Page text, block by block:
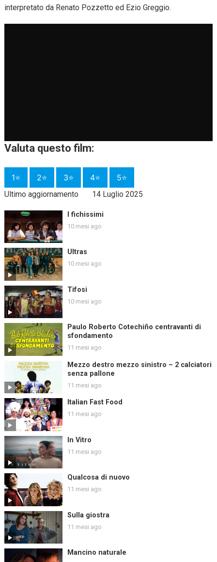
interpretato da Renato Pozzetto ed Ezio Greggio.
Valuta questo film:
1⭐ 2⭐ 3⭐ 4⭐ 5⭐
Ultimo aggiornamento 14 Luglio 2025
I fichissimi
10 mesi ago
Ultras
10 mesi ago
Tifosi
10 mesi ago
Paulo Roberto Cotechiño centravanti di
sfondamento
11 mesi ago
Mezzo destro mezzo sinistro – 2 calciatori
senza pallone
11 mesi ago
Italian Fast Food
11 mesi ago
In Vitro
11 mesi ago
Qualcosa di nuovo
11 mesi ago
Sulla giostra
11 mesi ago
Mancino naturale